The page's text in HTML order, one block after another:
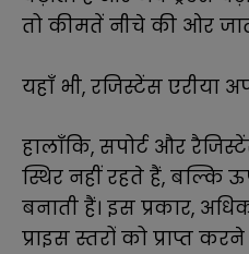
तो कीमतें नीचे की ओर
यहाँ भी, रजिस्टेंस एरीया
हालाँकि, सपोर्ट और
स्थिर नहीं रहते हैं, बल्कि
बनाती हैं। इस प्रकार,
प्राइस स्तरों को प्राप्त